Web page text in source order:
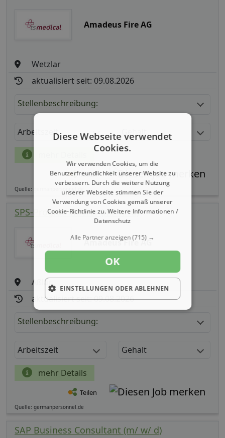
Amadeus Fire AG
Wetzlar
aktualisiert seit: 09.08.2026
Stellenbeschreibung:
Arbeitszeit
Teilen
Quelle: germanpersonnel.de
SPS-Programmierer (m/ w/ d)
Amadeus Fire AG
Aßlar
aktualisiert seit: 09.08.2026
Stellenbeschreibung:
Arbeitszeit Gehalt
mehr Details
Teilen
Quelle: germanpersonnel.de
SAP Business Consultant (m/ w/ d)
Diese Webseite verwendet
Cookies.
Wir verwenden Cookies, um die
Benutzerfreundlichkeit unserer Website zu
verbessern. Durch die weitere Nutzung
unserer Webseite stimmen Sie der
Verwendung von Cookies gemäß unserer
Cookie-Richtlinie zu.Weitere Informationen /
Datenschutz
Alle Partner anzeigen(715) →
OK
EINSTELLUNGEN ODER ABLEHNEN